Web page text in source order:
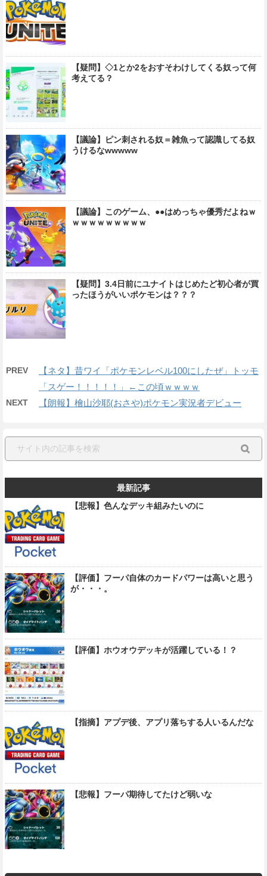
【疑問】◇1とか2をおすそわけしてくる奴って何
考えてる？
【議論】ピン刺される奴＝雑魚って認識してる奴
うけるなwwwww
【議論】このゲーム、●●はめっちゃ優秀だよねｗ
ｗｗｗｗｗｗｗｗｗ
【疑問】3.4日前にユナイトはじめたど初心者が買
ったほうがいいポケモンは？？？
PREV
【ネタ】昔ワイ「ポケモンレベル100にしたぜ」トッモ
「スゲー！！！！！」←この頃ｗｗｗｗ
NEXT 【朗報】檜山沙耶(おさや)ポケモン実況者デビュー
最新記事
【悲報】色んなデッキ組みたいのに
【評価】フーパ自体のカードパワーは高いと思う
が・・・。
【評価】ホウオウデッキが活躍している！？
【指摘】アプデ後、アプリ落ちする人いるんだな
【悲報】フーパ期待してたけど弱いな